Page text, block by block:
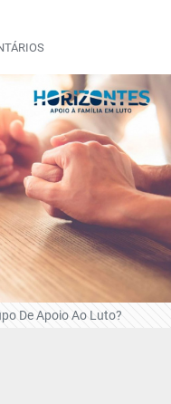
De Apoio Ao Luto?